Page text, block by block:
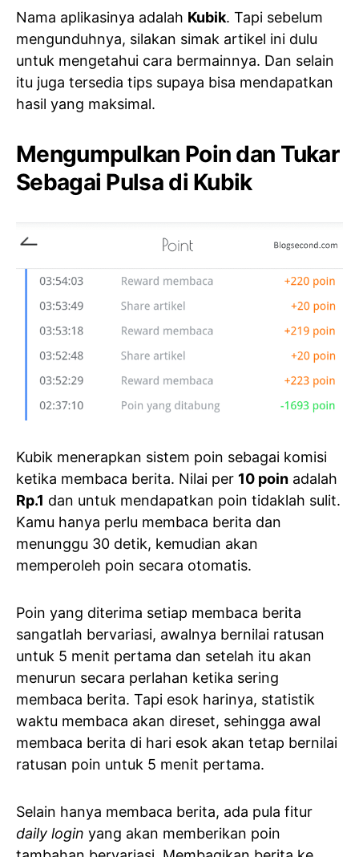
Nama aplikasinya adalah Kubik. Tapi sebelum
mengunduhnya, silakan simak artikel ini dulu
untuk mengetahui cara bermainnya. Dan selain
itu juga tersedia tips supaya bisa mendapatkan
hasil yang maksimal.
Mengumpulkan Poin dan Tukar
Sebagai Pulsa di Kubik
Kubik menerapkan sistem poin sebagai komisi
ketika membaca berita. Nilai per 10 poin adalah
Rp.1 dan untuk mendapatkan poin tidaklah sulit.
Kamu hanya perlu membaca berita dan
menunggu 30 detik, kemudian akan
memperoleh poin secara otomatis.
Poin yang diterima setiap membaca berita
sangatlah bervariasi, awalnya bernilai ratusan
untuk 5 menit pertama dan setelah itu akan
menurun secara perlahan ketika sering
membaca berita. Tapi esok harinya, statistik
waktu membaca akan direset, sehingga awal
membaca berita di hari esok akan tetap bernilai
ratusan poin untuk 5 menit pertama.
Selain hanya membaca berita, ada pula fitur
daily login yang akan memberikan poin